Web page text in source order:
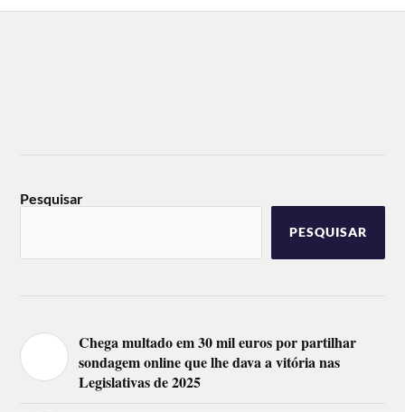
Pesquisar
PESQUISAR
Chega multado em 30 mil euros por partilhar
sondagem online que lhe dava a vitória nas
Legislativas de 2025